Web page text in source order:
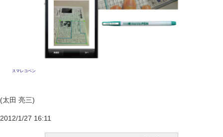
スマレコペン
(太田 亮三)
2012/1/27 16:11